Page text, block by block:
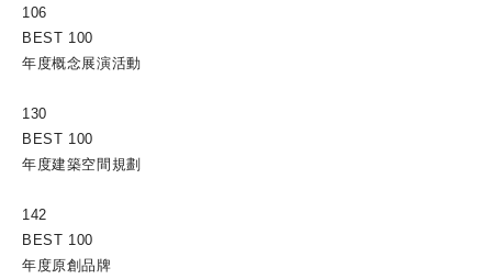
106
BEST 100
年度概念展演活動
130
BEST 100
年度建築空間規劃
142
BEST 100
年度原創品牌